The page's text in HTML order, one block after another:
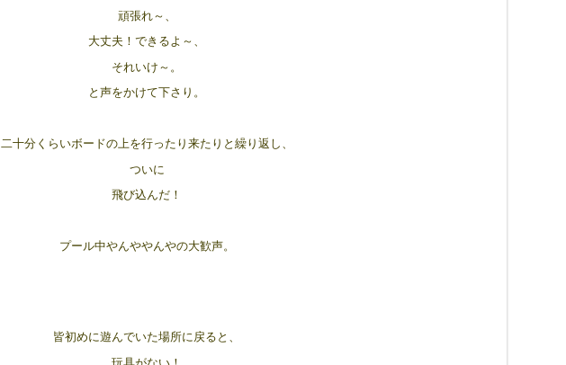
頑張れ～、
大丈夫！できるよ～、
それいけ～。
と声をかけて下さり。
二十分くらいボードの上を行ったり来たりと繰り返し、
ついに
飛び込んだ！
プール中やんややんやの大歓声。
皆初めに遊んでいた場所に戻ると、